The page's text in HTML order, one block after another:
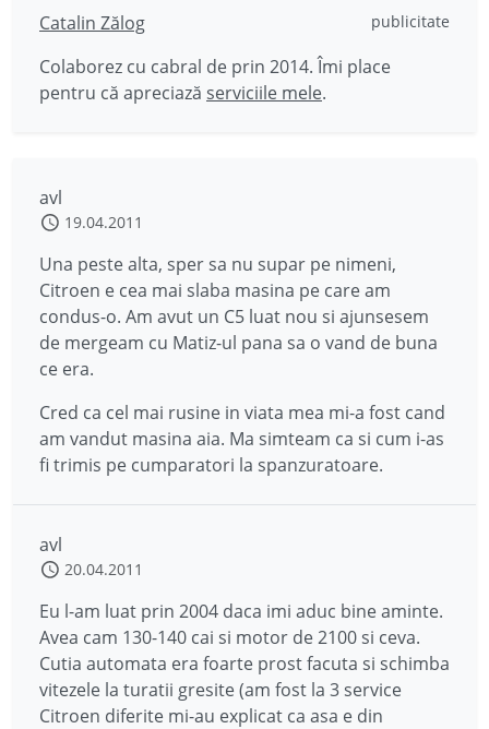
Catalin Zălog publicitate
Colaborez cu cabral de prin 2014. Îmi place
pentru că apreciază serviciile mele.
avl
19.04.2011
Una peste alta, sper sa nu supar pe nimeni,
Citroen e cea mai slaba masina pe care am
condus-o. Am avut un C5 luat nou si ajunsesem
de mergeam cu Matiz-ul pana sa o vand de buna
ce era.
Cred ca cel mai rusine in viata mea mi-a fost cand
am vandut masina aia. Ma simteam ca si cum i-as
fi trimis pe cumparatori la spanzuratoare.
avl
20.04.2011
Eu l-am luat prin 2004 daca imi aduc bine aminte.
Avea cam 130-140 cai si motor de 2100 si ceva.
Cutia automata era foarte prost facuta si schimba
vitezele la turatii gresite (am fost la 3 service
Citroen diferite mi-au explicat ca asa e din